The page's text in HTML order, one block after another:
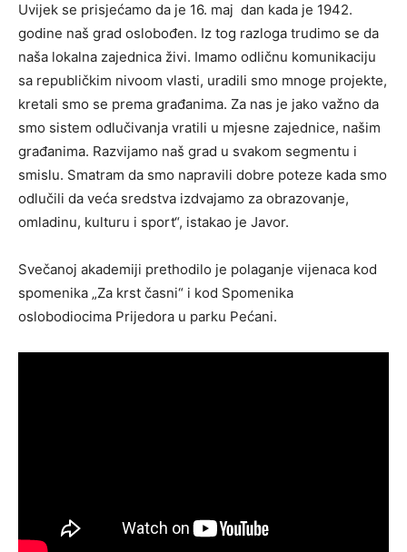
Uvijek se prisjećamo da je 16. maj dan kada je 1942.
godine naš grad oslobođen. Iz tog razloga trudimo se da
naša lokalna zajednica živi. Imamo odličnu komunikaciju
sa republičkim nivoom vlasti, uradili smo mnoge projekte,
kretali smo se prema građanima. Za nas je jako važno da
smo sistem odlučivanja vratili u mjesne zajednice, našim
građanima. Razvijamo naš grad u svakom segmentu i
smislu. Smatram da smo napravili dobre poteze kada smo
odlučili da veća sredstva izdvajamo za obrazovanje,
omladinu, kulturu i sport“, istakao je Javor.
Svečanoj akademiji prethodilo je polaganje vijenaca kod
spomenika „Za krst časni“ i kod Spomenika
oslobodiocima Prijedora u parku Pećani.